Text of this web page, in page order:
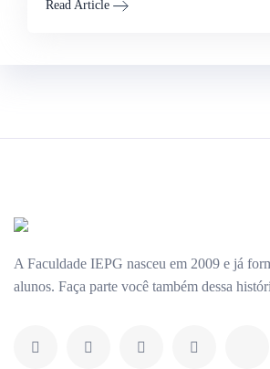
Read Article
A Faculdade IEPG nasceu em 2009 e já
alunos. Faça parte você também dessa